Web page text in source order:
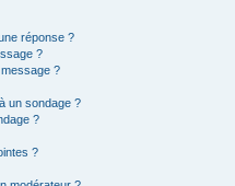
réponse ?
?
?
un sondage ?
?
?